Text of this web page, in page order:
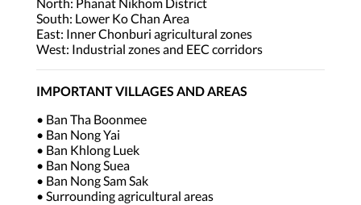
South: Lower Ko Chan Area
East: Inner Chonburi agricultural zones
West: Industrial zones and EEC corridors
IMPORTANT VILLAGES AND AREAS
• Ban Tha Boonmee
• Ban Nong Yai
• Ban Khlong Luek
• Ban Nong Suea
• Ban Nong Sam Sak
• Surrounding agricultural areas